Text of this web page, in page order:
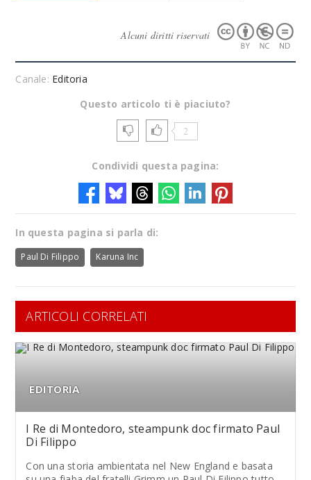
Alcuni diritti riservati
Canale: Editoria
Questo articolo ti è piaciuto?
2
Condividi questa pagina:
In questa pagina si parla di:
Paul Di Filippo Karuna Inc
ARTICOLI CORRELATI
EDITORIA
I Re di Montedoro, steampunk doc firmato Paul
Di Filippo
Con una storia ambientata nel New England e basata